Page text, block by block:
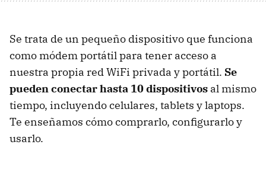
Se trata de un pequeño dispositivo que funciona
como módem portátil para tener acceso a
nuestra propia red WiFi privada y portátil. Se
pueden conectar hasta 10 dispositivos al mismo
tiempo, incluyendo celulares, tablets y laptops.
Te enseñamos cómo comprarlo, configurarlo y
usarlo.